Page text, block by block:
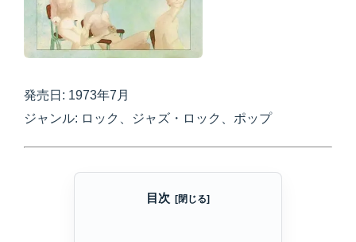
発売日: 1973年7月
ジャンル: ロック、ジャズ・ロック、ポップ
目次